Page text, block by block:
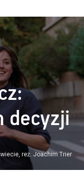
reż. Joachim Trier
decyzji